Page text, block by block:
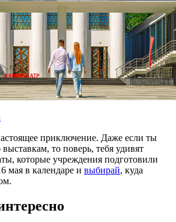
приключение. Даже если ты
то поверь, тебя удивят
которые учреждения подготовили
мая в календаре и выбирай, куда